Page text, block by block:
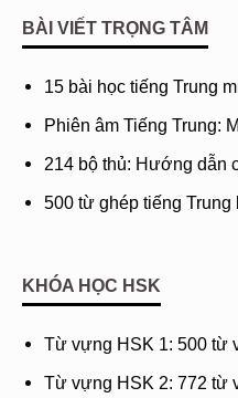
BÀI VIẾT TRỌNG TÂM
15 bài học tiếng Trung
Phiên âm Tiếng Trung:
214 bộ thủ: Hướng dẫn
500 từ ghép tiếng
KHÓA HỌC HSK
Từ vựng HSK 1: 500 từ
Từ vựng HSK 2: 772 từ